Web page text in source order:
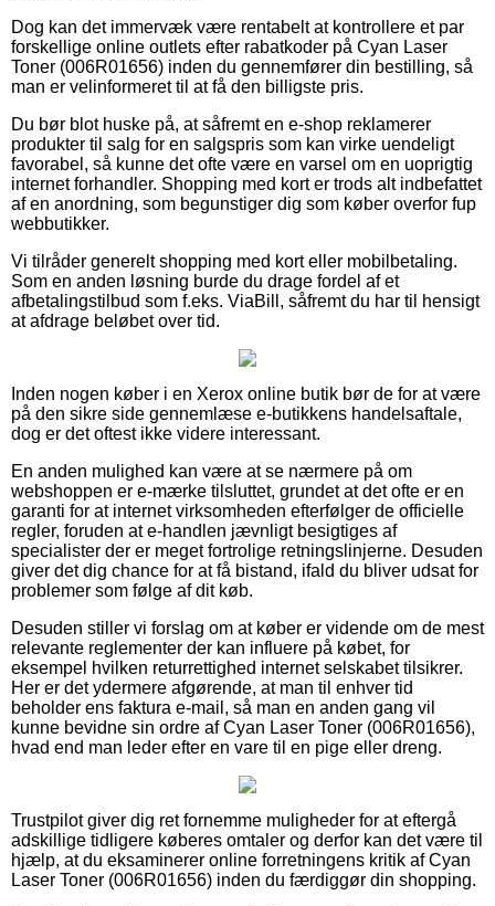
Dog kan det immervæk være rentabelt at kontrollere et par
forskellige online outlets efter rabatkoder på Cyan Laser
Toner (006R01656) inden du gennemfører din bestilling, så
man er velinformeret til at få den billigste pris.
Du bør blot huske på, at såfremt en e-shop reklamerer
produkter til salg for en salgspris som kan virke uendeligt
favorabel, så kunne det ofte være en varsel om en uoprigtig
internet forhandler. Shopping med kort er trods alt indbefattet
af en anordning, som begunstiger dig som køber overfor fup
webbutikker.
Vi tilråder generelt shopping med kort eller mobilbetaling.
Som en anden løsning burde du drage fordel af et
afbetalingstilbud som f.eks. ViaBill, såfremt du har til hensigt
at afdrage beløbet over tid.
Inden nogen køber i en Xerox online butik bør de for at være
på den sikre side gennemlæse e-butikkens handelsaftale,
dog er det oftest ikke videre interessant.
En anden mulighed kan være at se nærmere på om
webshoppen er e-mærke tilsluttet, grundet at det ofte er en
garanti for at internet virksomheden efterfølger de officielle
regler, foruden at e-handlen jævnligt besigtiges af
specialister der er meget fortrolige retningslinjerne. Desuden
giver det dig chance for at få bistand, ifald du bliver udsat for
problemer som følge af dit køb.
Desuden stiller vi forslag om at køber er vidende om de mest
relevante reglementer der kan influere på købet, for
eksempel hvilken returrettighed internet selskabet tilsikrer.
Her er det ydermere afgørende, at man til enhver tid
beholder ens faktura e-mail, så man en anden gang vil
kunne bevidne sin ordre af Cyan Laser Toner (006R01656),
hvad end man leder efter en vare til en pige eller dreng.
Trustpilot giver dig ret fornemme muligheder for at eftergå
adskillige tidligere køberes omtaler og derfor kan det være til
hjælp, at du eksaminerer online forretningens kritik af Cyan
Laser Toner (006R01656) inden du færdiggør din shopping.